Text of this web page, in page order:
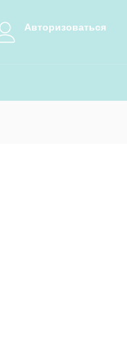
Авторизоваться